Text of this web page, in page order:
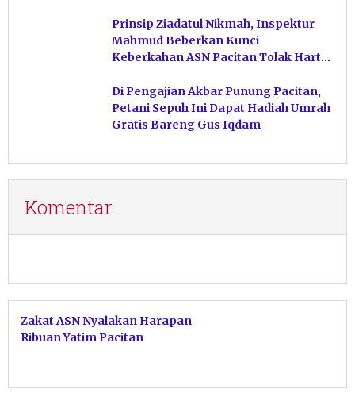
Prinsip Ziadatul Nikmah, Inspektur
Mahmud Beberkan Kunci
Keberkahan ASN Pacitan Tolak Harta
Di Pengajian Akbar Punung Pacitan,
Petani Sepuh Ini Dapat Hadiah Umrah
Gratis Bareng Gus Iqdam
Komentar
Zakat ASN Nyalakan Harapan
Ribuan Yatim Pacitan